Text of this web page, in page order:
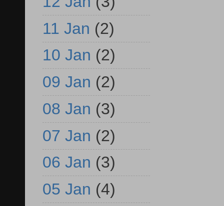
11 Jan (2)
10 Jan (2)
09 Jan (2)
08 Jan (3)
07 Jan (2)
06 Jan (3)
05 Jan (4)